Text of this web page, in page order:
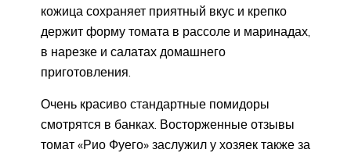
кожица сохраняет приятный вкус и крепко
держит форму томата в рассоле и маринадах,
в нарезке и салатах домашнего
приготовления.
Очень красиво стандартные помидоры
смотрятся в банках. Восторженные отзывы
томат «Рио Фуего» заслужил у хозяек также за